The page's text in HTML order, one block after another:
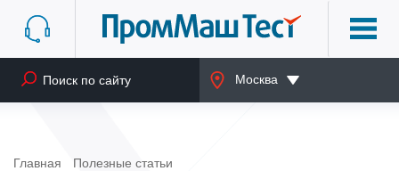
Москва
Главная
Полезные статьи